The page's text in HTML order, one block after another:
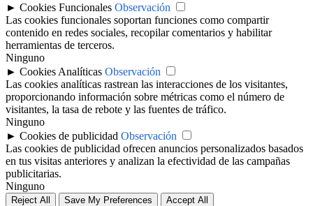
► Cookies Funcionales Observación
Las cookies funcionales soportan funciones como compartir
contenido en redes sociales, recopilar comentarios y habilitar
herramientas de terceros.
Ninguno
► Cookies Analíticas Observación
Las cookies analíticas rastrean las interacciones de los visitantes,
proporcionando información sobre métricas como el número de
visitantes, la tasa de rebote y las fuentes de tráfico.
Ninguno
► Cookies de publicidad Observación
Las cookies de publicidad ofrecen anuncios personalizados basados
en tus visitas anteriores y analizan la efectividad de las campañas
publicitarias.
Ninguno
Reject All Save My Preferences Accept All